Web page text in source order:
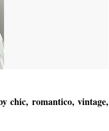
chic, romantico, vintage,